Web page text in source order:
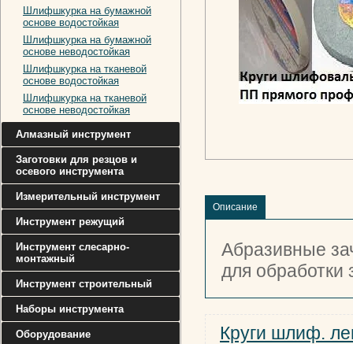
Шлифшкурка на бумажной
основе водостойкая
Шлифшкурка на бумажной
основе неводостойкая
Шлифшкурка на тканевой
основе водостойкая
Шлифшкурка на тканевой
основе неводостойкая
Алмазный инструмент
Заготовки для резцов и
осевого инструмента
Измерительный инструмент
Инструмент режущий
Инструмент слесарно-
монтажный
Инструмент строительный
Наборы инструмента
Оборудование
Описание
Абразивные
для обработки
Круги шлиф.